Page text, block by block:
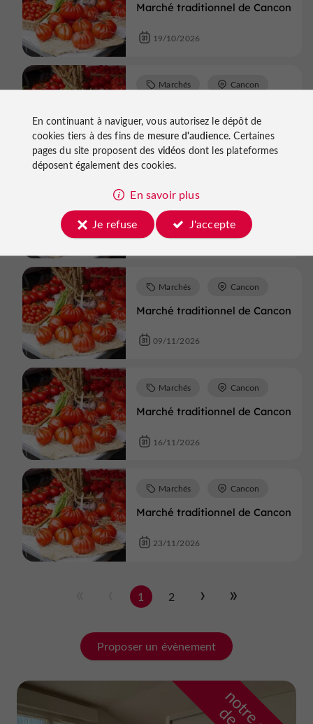
Marché traditionnel de Cancon
19/10/2026
Marchés Cancon
26/10/2026
Marché traditionnel de Cancon
02/11/2026
Marché traditionnel de Cancon
Marchés Cancon
09/11/2026
Marché traditionnel de Cancon
Marchés Cancon
16/11/2026
Marché traditionnel de Cancon
Marchés Cancon
23/11/2026
1 2
Proposer un évènement
En continuant à naviguer, vous autorisez le dépôt de
cookies tiers à des fins de mesure d'audience. Certaines
pages du site proposent des vidéos dont les plateformes
déposent également des cookies.
En savoir plus
Je refuse
J'accepte